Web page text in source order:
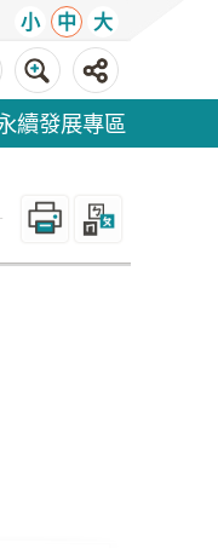
小 中 大
續發展專區